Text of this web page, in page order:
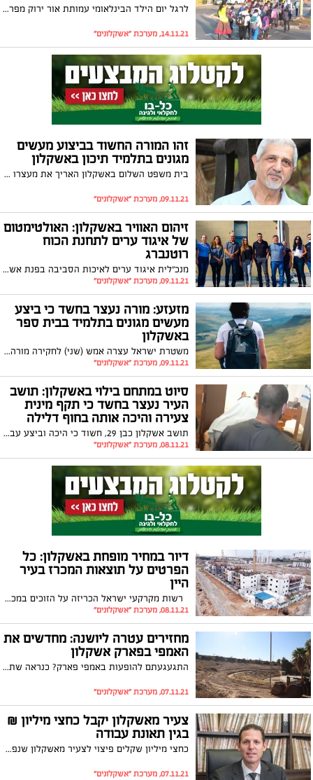
לרגל יום הילד הבינלאומי עמותת אור ירוק מפרסמת נתונים המתייחסים לתאונות דרכים בהם היו מעורבים ילדים בתחומי העיר. מהם החודשים בהם ילדינו חשופים ביותר לתאונת דרכים קטלנית ובאלו שעות כדאי להיזהר יותר? כל הפרטים לפניכם
14.11.21, מערכת "אשקלונים"
זהו המורה החשוד בביצוע מעשים
מגונים בתלמיד תיכון באשקלון
בית משפט השלום באשקלון האריך את מעצרו של דרור לוי המורה החשוד בביצוע מעשה מגונה בתלמידו עד ליום חמישי. עם התפוצצות הפרשה הורים ומורים בבית הספר נותרו המומים כאשר נודעה זהותו של המורה שרק בשבוע שעבר קיבל תעודת מורה מצטיין
09.11.21, מערכת "אשקלונים"
זיהום האוויר באשקלון: האולטימטום
של איגוד ערים לתחנת הכוח
רוטנברג
מנכ"לית איגוד ערים לאיכות הסביבה בפנת אשקלון, מיטל אמיתי, נפגשה עם מנהל תחנת הכוח ׳רוטנברג׳ ודרשה ממנו לעמוד בלוחות הזמנים בפרויקט הפחתת זיהום האוויר: "עומדים איתן בשמירה על איכות האוויר, לא נסבול דחיות נספות בנושא"
09.11.21, מערכת "אשקלונים"
מזעזע: מורה נעצר בחשד כי ביצע
מעשים מגונים בתלמיד בבית ספר
באשקלון
משטרת ישראל עצרה אמש (שני) לחקירה מורה בבית ספר באשקלון, בחשד לעבירות של מעשים מגונים שביצע בתלמיד. היום הוא יובא להארכת מעצר
09.11.21, מערכת "אשקלונים"
סיוט במתחם בילוי באשקלון: תושב
העיר נעצר בחשד כי תקף מינית
צעירה והיכה אותה בחוף דלילה
תושב אשקלון כבן 29, חשוד כי היכה וביצע עבירות מין בצעירה בת 19 בחוף דלילה. הצעירה הזעיקה את המשטרה למקום ובחקירתה סיפרה כי אין להם היכרות מוקדמת והוא גנב את המכשיר הנייד שלה. בתום פעילות מאומצת הוא אותר היום
08.11.21, מערכת "אשקלונים"
דיור במחיר מופחת באשקלון: כל
הפרטים על תוצאות המכרז בעיר
היין
רשות מקרקעי ישראל הכריזה על הזוכים במכרז לבניית 1,252 יח"ד ב-9 מתחמים בעיר היין, אשקלון. מחיר דירה חדשה בגודל 85 מ"ר הכוללת מרפסת מחסן וחניה יתחיל ב – 837,837 ₪. אוכלוסיית אשקלון צפויה לגדול ב -35,000 תושבים
08.11.21, מערכת "אשקלונים"
מחזירים עטרה ליושנה: מחדשים את
האמפי בפארק אשקלון
התגעגעתם להופעות באמפי פארק? כנראה שתוכלו בקרוב לשוב ליהנות מההופעות. זאת לאחר שהחלו עבודות לשדרוג המקום
07.11.21, מערכת "אשקלונים"
צעיר מאשקלון יקבל כחצי מיליון ₪
בגין תאונת עבודה
כחצי מיליון שקלים פיצוי לצעיר מאשקלון שנפגע בתאונת דרכים בדרכו חזרה מהעבודה ונאלץ להיעדר מעבודתו במשך למעלה מחודש. הוא יקבל את הפיצוי המשמעותי לאחר שהתאונה הוכרה כתאונת עבודה
07.11.21, מערכת "אשקלונים"